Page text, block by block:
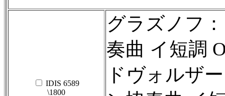
IDIS 6589
\1800
グラズノフ
奏曲 イ短調
ドヴォルザ